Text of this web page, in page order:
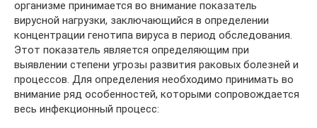
организме принимается во внимание показатель
вирусной нагрузки, заключающийся в определении
концентрации генотипа вируса в период обследования.
Этот показатель является определяющим при
выявлении степени угрозы развития раковых болезней и
процессов. Для определения необходимо принимать во
внимание ряд особенностей, которыми сопровождается
весь инфекционный процесс: